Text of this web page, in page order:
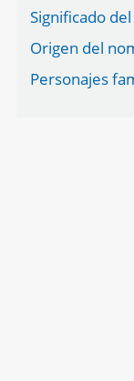
Significado
Origen del
Personajes